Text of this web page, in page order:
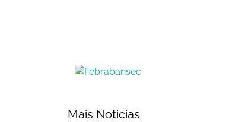
Mais Noticias